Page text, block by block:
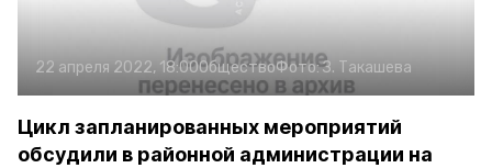
22 апреля 2022, 18:00ОбществоФото:З. Такашева
Цикл запланированных мероприятий
обсудили в районной администрации на